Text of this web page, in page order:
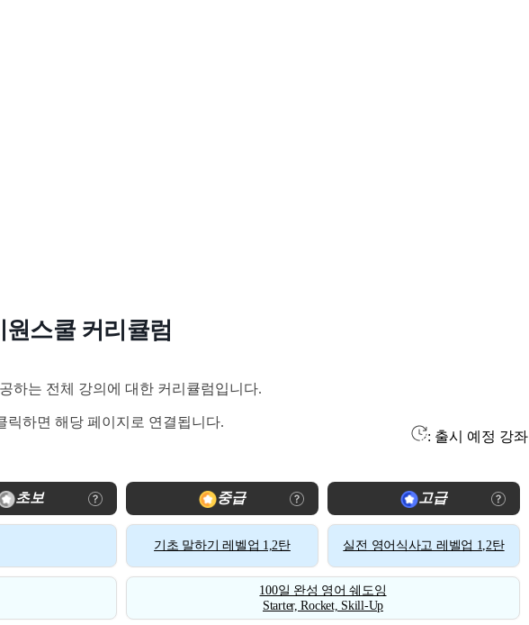
원스쿨 커리큘럼
하는 전체 강의에 대한 커리큘럼입니다.
릭하면 해당 페이지로 연결됩니다.
: 출시 예정 강좌
초보 중급 고급
기초 말하기 레벨업 1,2탄 실전 영어식사고 레벨업 1,2탄
100일 완성 영어 쉐도잉
Starter, Rocket, Skill-Up